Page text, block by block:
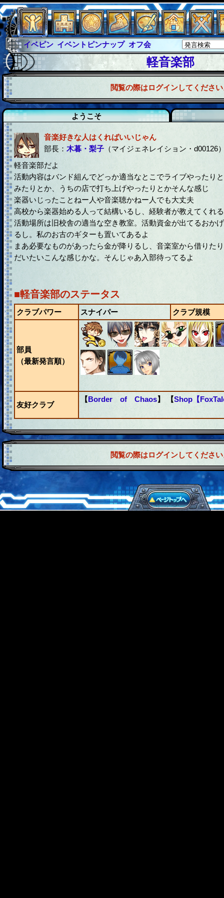
イベピン イベントピンナップ オフ会
グラシャ
グラシャ・ラボラス
グローバルジャスティス サイキックハーツ
サイキックハーツ大戦
シュラウド ソロモン
ファイナル アブソーバー
軽音楽部
閲覧の際はログインしてくださ
ようこそ
音楽好きな人はくればいいじゃん
部長： 木暮・梨子 （マイジェネレイション・d00126
軽音楽部だよ
活動内容はバンド組んでどっか適当なとこでライブやったり
みたりとか、うちの店で打ち上げやったりとかそんな感じ
楽器いじったことねー人や音楽聴かねー人でも大丈夫
高校から楽器始める人って結構いるし、経験者が教えてくれ
活動場所は旧校舎の適当な空き教室。活動資金が出てるおか
るし。私のお古のギターも置いてあるよ
まあ必要なものがあったら金が降りるし、音楽室から借りた
だいたいこんな感じかな。そんじゃあ入部待ってるよ
■軽音楽部のステータス
クラブパワー スナイパー クラブ規模
部員
（最新発言順）
友好クラブ
【Border of Chaos】 【Shop【
閲覧の際はログインしてくださ